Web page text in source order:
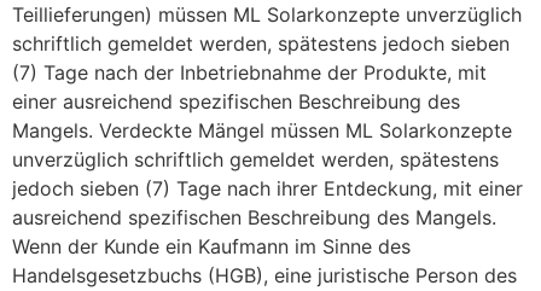
Teillieferungen) müssen ML Solarkonzepte unverzüglich
schriftlich gemeldet werden, spätestens jedoch sieben
(7) Tage nach der Inbetriebnahme der Produkte, mit
einer ausreichend spezifischen Beschreibung des
Mangels. Verdeckte Mängel müssen ML Solarkonzepte
unverzüglich schriftlich gemeldet werden, spätestens
jedoch sieben (7) Tage nach ihrer Entdeckung, mit einer
ausreichend spezifischen Beschreibung des Mangels.
Wenn der Kunde ein Kaufmann im Sinne des
Handelsgesetzbuchs (HGB), eine juristische Person des